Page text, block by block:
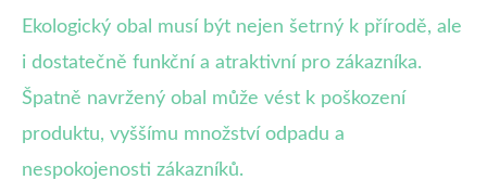
Ekologický obal musí být nejen šetrný k přírodě, ale
i dostatečně funkční a atraktivní pro zákazníka.
Špatně navržený obal může vést k poškození
produktu, vyššímu množství odpadu a
nespokojenosti zákazníků.